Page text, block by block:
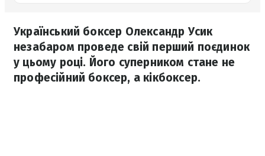
Український боксер Олександр Усик
незабаром проведе свій перший поєдинок
у цьому році. Його суперником стане не
професійний боксер, а кікбоксер.